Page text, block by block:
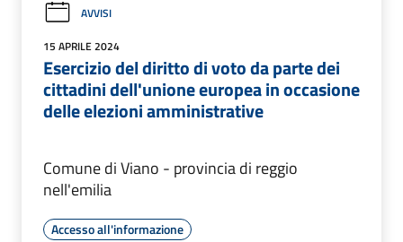
AVVISI
15 APRILE 2024
Esercizio del diritto di voto da parte dei
cittadini dell'unione europea in occasione
delle elezioni amministrative
Comune di Viano - provincia di reggio
nell'emilia
Accesso all'informazione